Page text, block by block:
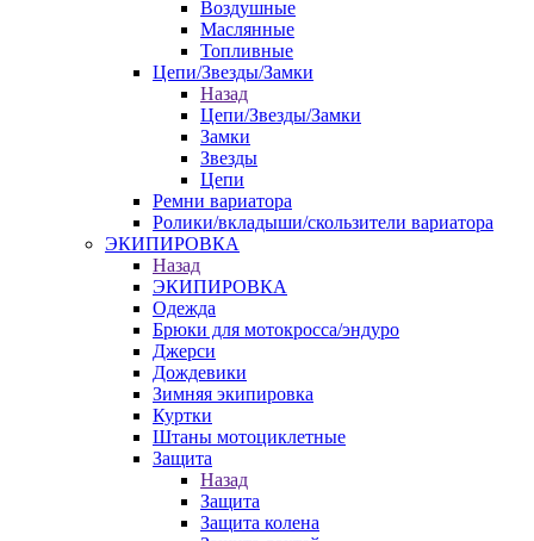
Воздушные
Маслянные
Топливные
Цепи/Звезды/Замки
Назад
Цепи/Звезды/Замки
Замки
Звезды
Цепи
Ремни вариатора
Ролики/вкладыши/скользители вариатора
ЭКИПИРОВКА
Назад
ЭКИПИРОВКА
Одежда
Брюки для мотокросса/эндуро
Джерси
Дождевики
Зимняя экипировка
Куртки
Штаны мотоциклетные
Защита
Назад
Защита
Защита колена